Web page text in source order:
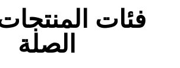
فئات
الصلة